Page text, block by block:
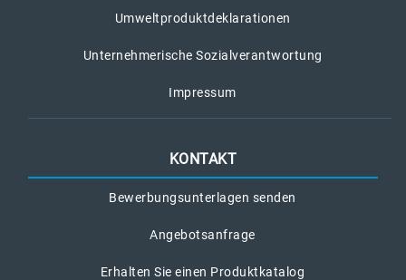
Umweltproduktdeklarationen
Unternehmerische Sozialverantwortung
Impressum
KONTAKT
Bewerbungsunterlagen senden
Angebotsanfrage
Erhalten Sie einen Produktkatalog